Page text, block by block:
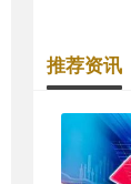
推荐资讯